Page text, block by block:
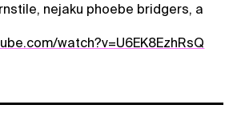
nejaku phoebe bridgers, a
watch?v=U6EK8EzhRsQ